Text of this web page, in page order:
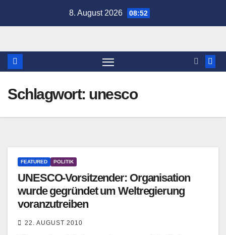
8. August 2026 08:52
Schlagwort: unesco
FEATURED POLITIK
UNESCO-Vorsitzender: Organisation
wurde gegründet um Weltregierung
voranzutreiben
22. AUGUST 2010